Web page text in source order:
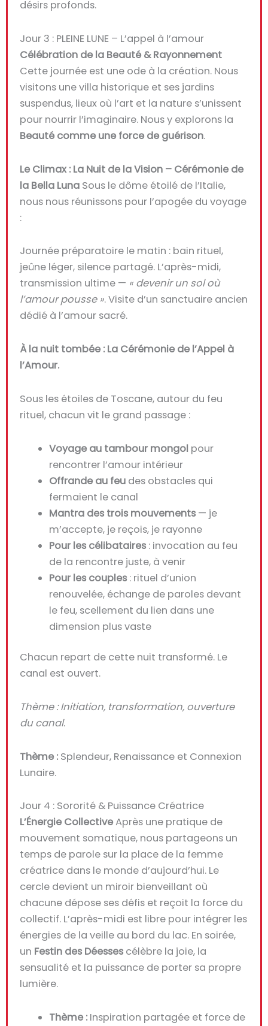
désirs profonds.
Jour 3 : PLEINE LUNE – L’appel à l’amour
Célébration de la Beauté & Rayonnement
Cette journée est une ode à la création. Nous
visitons une villa historique et ses jardins
suspendus, lieux où l’art et la nature s’unissent
pour nourrir l’imaginaire. Nous y explorons la
Beauté comme une force de guérison.
Le Climax : La Nuit de la Vision – Cérémonie de
la Bella Luna Sous le dôme étoilé de l’Italie,
nous nous réunissons pour l’apogée du voyage
:
Journée préparatoire le matin : bain rituel,
jeûne léger, silence partagé. L’après-midi,
transmission ultime — « devenir un sol où
l’amour pousse ». Visite d’un sanctuaire ancien
dédié à l’amour sacré.
À la nuit tombée : La Cérémonie de l’Appel à
l’Amour.
Sous les étoiles de Toscane, autour du feu
rituel, chacun vit le grand passage :
Voyage au tambour mongol pour
rencontrer l’amour intérieur
Offrande au feu des obstacles qui
fermaient le canal
Mantra des trois mouvements — je
m’accepte, je reçois, je rayonne
Pour les célibataires : invocation au feu
de la rencontre juste, à venir
Pour les couples : rituel d’union
renouvelée, échange de paroles devant
le feu, scellement du lien dans une
dimension plus vaste
Chacun repart de cette nuit transformé. Le
canal est ouvert.
Thème : Initiation, transformation, ouverture
du canal.
Thème : Splendeur, Renaissance et Connexion
Lunaire.
Jour 4 : Sororité & Puissance Créatrice
L’Énergie CollectiveAprès une pratique de
mouvement somatique, nous partageons un
temps de parole sur la place de la femme
créatrice dans le monde d’aujourd’hui. Le
cercle devient un miroir bienveillant où
chacune dépose ses défis et reçoit la force du
collectif. L’après-midi est libre pour intégrer les
énergies de la veille au bord du lac. En soirée,
un Festin des Déesses célèbre la joie, la
sensualité et la puissance de porter sa propre
lumière.
Thème : Inspiration partagée et force de